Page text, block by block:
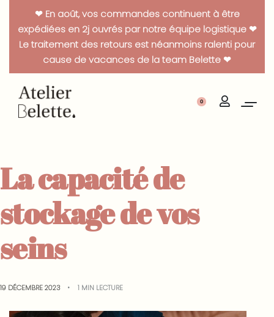
❤ En août, vos commandes continuent à être
expédiées en 2j ouvrés par notre équipe logistique ❤
Le traitement des retours est néanmoins ralenti pour
cause de vacances de la team Belette ❤
0
La capacité de
stockage de vos
seins
19 DÉCEMBRE 2023 1 MIN LECTURE
Panneau de gestion des cookies